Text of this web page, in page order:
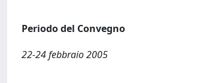
Periodo del Convegno
22-24 febbraio 2005